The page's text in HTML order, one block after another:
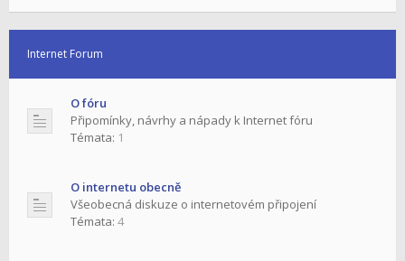
Internet Forum
O fóru
Připomínky, návrhy a nápady k Internet fóru
Témata: 1
O internetu obecně
Všeobecná diskuze o internetovém připojení
Témata: 4